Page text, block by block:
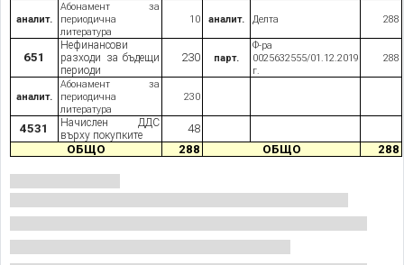
аналит.
Абонамент за
периодична
литература
10 аналит. Делта 288
651
Нефинансови
разходи за бъдещи
периоди
230 парт.
Ф-ра
0025632555/01.12.2019
г.
288
аналит.
Абонамент за
периодична
литература
230
4531
Начислен ДДС
върху покупките
48
ОБЩО
288 ОБЩО 288